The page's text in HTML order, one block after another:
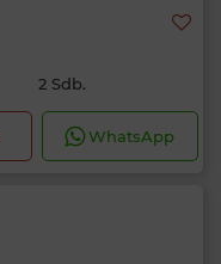
2 Sdb.
WhatsApp